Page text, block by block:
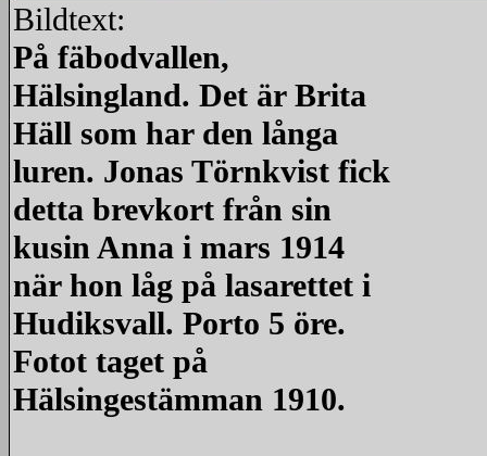
Bildtext:
På fäbodvallen,
Hälsingland. Det är Brita
Häll som har den långa
luren. Jonas Törnkvist fick
detta brevkort från sin
kusin Anna i mars 1914
när hon låg på lasarettet i
Hudiksvall. Porto 5 öre.
Fotot taget på
Hälsingestämman 1910.